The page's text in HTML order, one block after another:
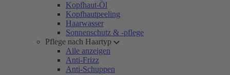
Kopfhaut-Öl
Kopfhautpeeling
Haarwasser
Sonnenschutz & -pflege
Pflege nach Haartyp
Alle anzeigen
Anti-Frizz
Anti-Schuppen